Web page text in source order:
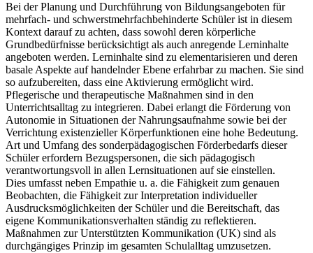
Bei der Planung und Durchführung von Bildungsangeboten für
mehrfach- und schwerstmehrfachbehinderte Schüler ist in diesem
Kontext darauf zu achten, dass sowohl deren körperliche
Grundbedürfnisse berücksichtigt als auch anregende Lerninhalte
angeboten werden. Lerninhalte sind zu elementarisieren und deren
basale Aspekte auf handelnder Ebene erfahrbar zu machen. Sie sind
so aufzubereiten, dass eine Aktivierung ermöglicht wird.
Pflegerische und therapeutische Maßnahmen sind in den
Unterrichtsalltag zu integrieren. Dabei erlangt die Förderung von
Autonomie in Situationen der Nahrungsaufnahme sowie bei der
Verrichtung existenzieller Körperfunktionen eine hohe Bedeutung.
Art und Umfang des sonderpädagogischen Förderbedarfs dieser
Schüler erfordern Bezugspersonen, die sich pädagogisch
verantwortungsvoll in allen Lernsituationen auf sie einstellen.
Dies umfasst neben Empathie u. a. die Fähigkeit zum genauen
Beobachten, die Fähigkeit zur Interpretation individueller
Ausdrucksmöglichkeiten der Schüler und die Bereitschaft, das
eigene Kommunikationsverhalten ständig zu reflektieren.
Maßnahmen zur Unterstützten Kommunikation (UK) sind als
durchgängiges Prinzip im gesamten Schulalltag umzusetzen.